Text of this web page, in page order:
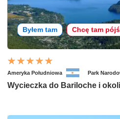
Byłem tam Chcę tam
Ameryka Południowa Park
Wycieczka do Bariloche i